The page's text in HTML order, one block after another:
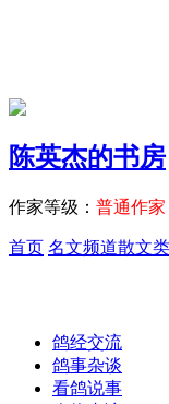
陈英杰的书房
作家等级： 普通作家
首页 名文频道散文类
鸽经交流
鸽事杂谈
看鸽说事